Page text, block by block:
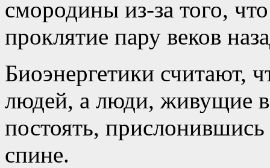
смородины из-за того,
проклятие пару веков
Биоэнергетики считают,
людей, а люди, живущие
постоять,
спине.